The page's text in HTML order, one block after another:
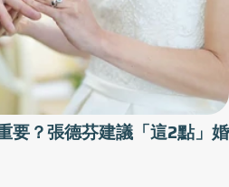
要？張德芬建議「這2點」婚